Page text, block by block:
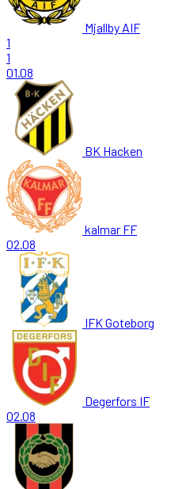
Mjallby AIF
1
1
01.08
BK Hacken
kalmar FF
02.08
IFK Goteborg
Degerfors IF
02.08